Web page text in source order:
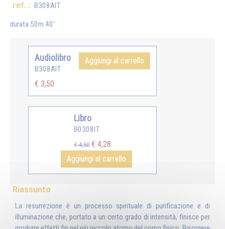
ref. : B308AIT
durata 50m 40'
Audiolibro
B308AIT
€ 3,50
Aggiungi al carrello
Libro
B0308IT
€ 4,50 € 4,28
Aggiungi al carrello
Riassunto
La resurrezione è un processo spirituale di purificazione e di
illuminazione che, portato a un certo grado di intensità, finisce per